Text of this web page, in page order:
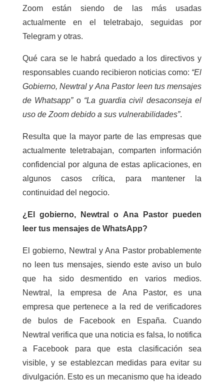
Zoom están siendo de las más usadas
actualmente en el teletrabajo, seguidas por
Telegram y otras.
Qué cara se le habrá quedado a los directivos y
responsables cuando recibieron noticias como: “El
Gobierno, Newtral y Ana Pastor leen tus mensajes
de Whatsapp” o “La guardia civil desaconseja el
uso de Zoom debido a sus vulnerabilidades”.
Resulta que la mayor parte de las empresas que
actualmente teletrabajan, comparten información
confidencial por alguna de estas aplicaciones, en
algunos casos crítica, para mantener la
continuidad del negocio.
¿El gobierno, Newtral o Ana Pastor pueden
leer tus mensajes de WhatsApp?
El gobierno, Newtral y Ana Pastor probablemente
no leen tus mensajes, siendo este aviso un bulo
que ha sido desmentido en varios medios.
Newtral, la empresa de Ana Pastor, es una
empresa que pertenece a la red de verificadores
de bulos de Facebook en España. Cuando
Newtral verifica que una noticia es falsa, lo notifica
a Facebook para que esta clasificación sea
visible, y se establezcan medidas para evitar su
divulgación. Esto es un mecanismo que ha ideado